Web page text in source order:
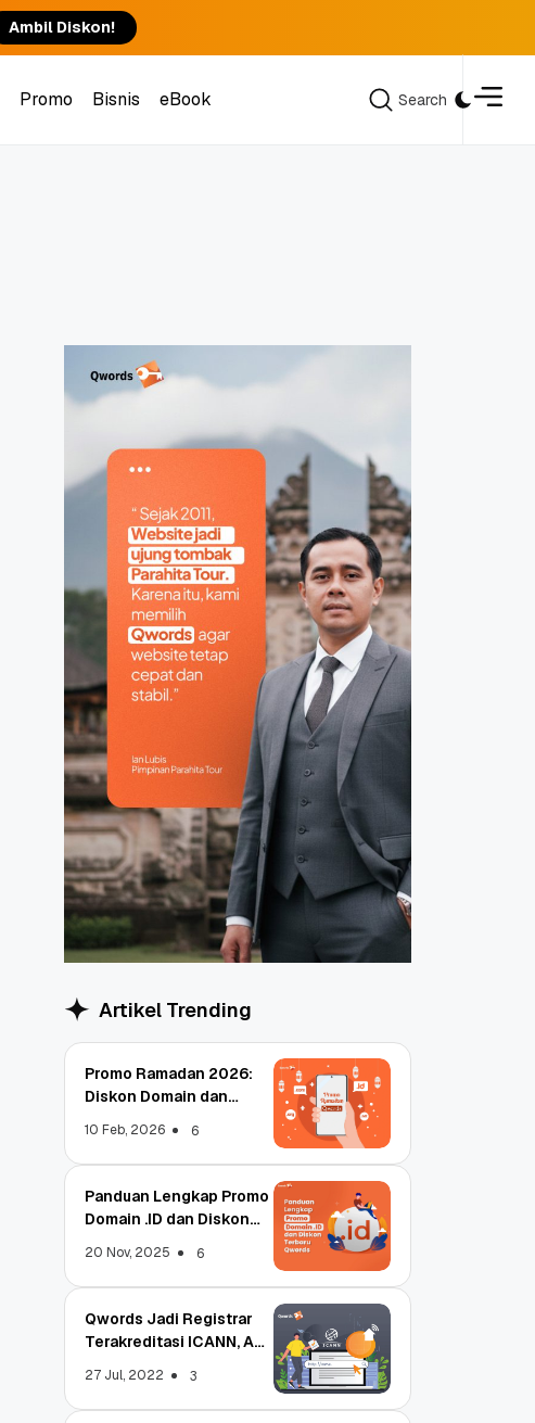
Ambil Diskon!
Promo
Bisnis
eBook
Search
Artikel Trending
Promo Ramadan 2026:
Diskon Domain dan
10 Feb, 2026 6
Panduan Lengkap Promo
Domain .ID dan Diskon
20 Nov, 2025 6
Qwords Jadi Registrar
Terakreditasi ICANN, Apa
27 Jul, 2022 3